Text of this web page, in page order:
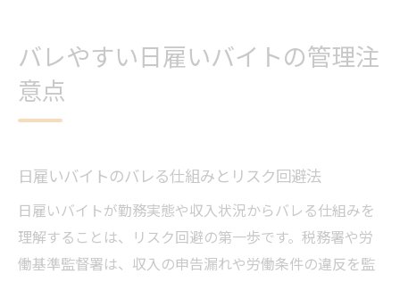
バレやすい日雇いバイトの管理注
意点
日雇いバイトのバレる仕組みとリスク回避法
日雇いバイトが勤務実態や収入状況からバレる仕組みを
理解することは、リスク回避の第一歩です。税務署や労
働基準監督署は、収入の申告漏れや労働条件の違反を監